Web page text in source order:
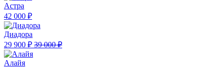
Астра
42 000 ₽
Диадора
29 900 ₽ 39 000 ₽
Алайя